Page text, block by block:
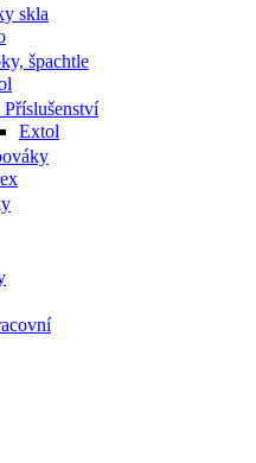
skla
špachtle
Příslušenství
Extol